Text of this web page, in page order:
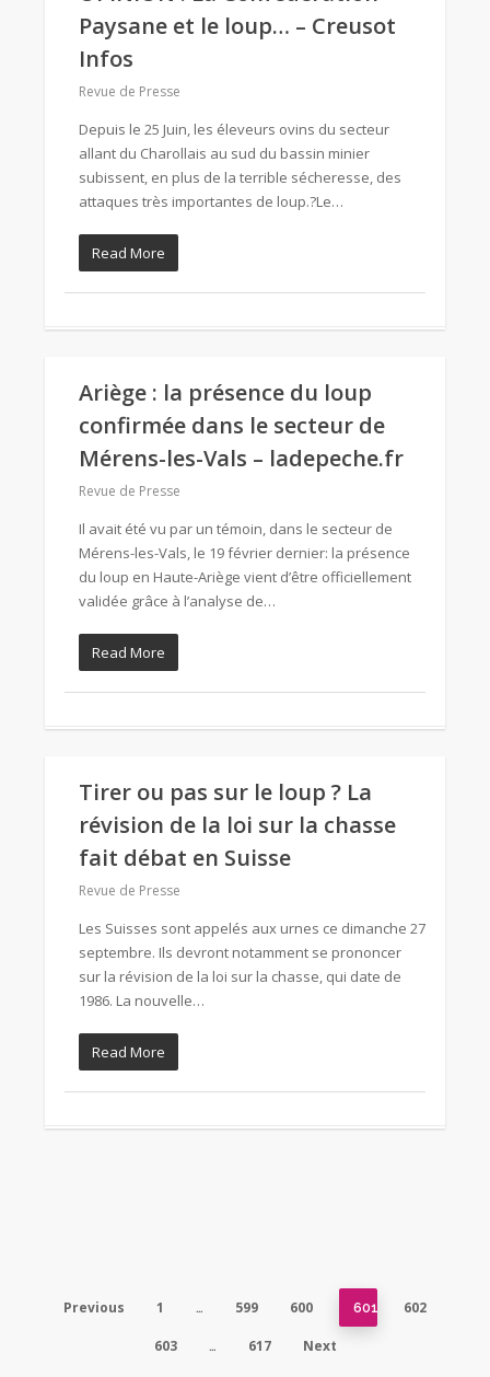
Paysane et le loup… – Creusot
Infos
Revue de Presse
Depuis le 25 Juin, les éleveurs ovins du secteur
allant du Charollais au sud du bassin minier
subissent, en plus de la terrible sécheresse, des
attaques très importantes de loup.?Le…
Read More
Ariège : la présence du loup
confirmée dans le secteur de
Mérens-les-Vals – ladepeche.fr
Revue de Presse
Il avait été vu par un témoin, dans le secteur de
Mérens-les-Vals, le 19 février dernier: la présence
du loup en Haute-Ariège vient d’être officiellement
validée grâce à l’analyse de…
Read More
Tirer ou pas sur le loup ? La
révision de la loi sur la chasse
fait débat en Suisse
Revue de Presse
Les Suisses sont appelés aux urnes ce dimanche 27
septembre. Ils devront notamment se prononcer
sur la révision de la loi sur la chasse, qui date de
1986. La nouvelle…
Read More
Previous 1 … 599 600 601 602
603 … 617 Next